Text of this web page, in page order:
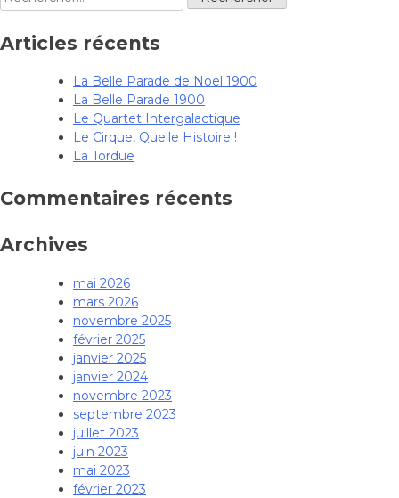
l’article
Articles récents
La Belle Parade de Noel 1900
La Belle Parade 1900
Le Quartet Intergalactique
Le Cirque, Quelle Histoire !
La Tordue
Commentaires récents
Archives
mai 2026
mars 2026
novembre 2025
février 2025
janvier 2025
janvier 2024
novembre 2023
septembre 2023
juillet 2023
juin 2023
mai 2023
février 2023